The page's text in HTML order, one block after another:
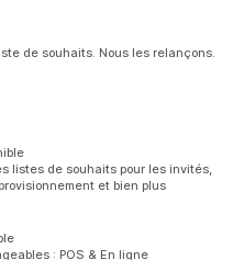
de souhaits. Nous les relançons.
listes de souhaits pour les invités,
et bien plus
: POS & En ligne